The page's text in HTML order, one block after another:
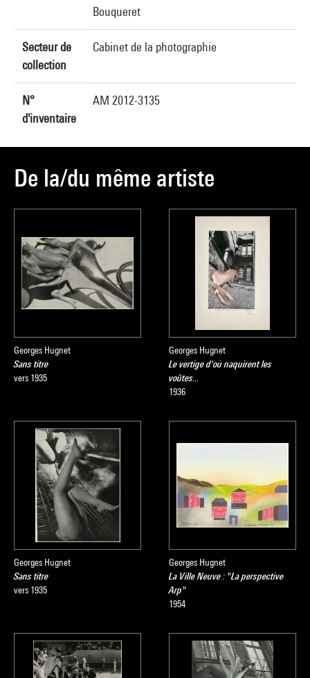
Bouqueret
Secteur de
collection
Cabinet de la photographie
N°
d'inventaire
AM 2012-3135
De la/du même artiste
Georges Hugnet
Sans titre
vers 1935
Georges Hugnet
Le vertige d'où naquirent les
voûtes...
1936
Georges Hugnet
Sans titre
vers 1935
Georges Hugnet
La Ville Neuve : "La perspective
Arp"
1954